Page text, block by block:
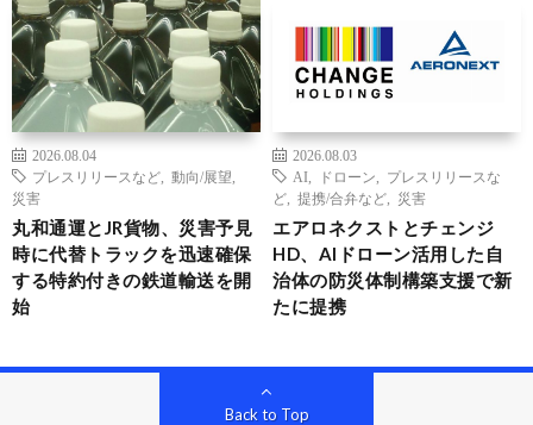
2026.08.04
プレスリリースなど
動向/展望
災害
丸和通運とJR貨物、災害予見
時に代替トラックを迅速確保
する特約付きの鉄道輸送を開
始
2026.08.03
AI
ドローン
プレスリリースな
ど
提携/合弁など 災害
エアロネクストとチェンジ
HD、AIドローン活用した自
治体の防災体制構築支援で新
たに提携
Back to Top